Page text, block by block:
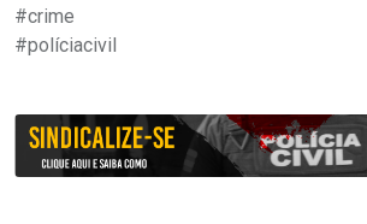
#crime
#políciacivil